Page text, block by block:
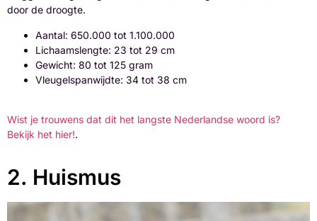
door de droogte.
Aantal: 650.000 tot 1.100.000
Lichaamslengte: 23 tot 29 cm
Gewicht: 80 tot 125 gram
Vleugelspanwijdte: 34 tot 38 cm
Wist je trouwens dat dit het langste Nederlandse woord is?
Bekijk het hier!.
2. Huismus